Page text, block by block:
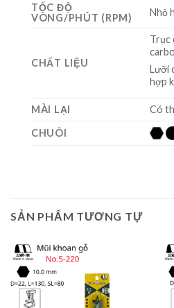
TỐC ĐỘ
VÒNG/PHÚT (RPM)
Nhỏ
CHẤT LIỆU
Trục
Lưỡi
hợp
MÀI LẠI
Có
CHUÔI
SẢN PHẨM TƯƠNG TỰ